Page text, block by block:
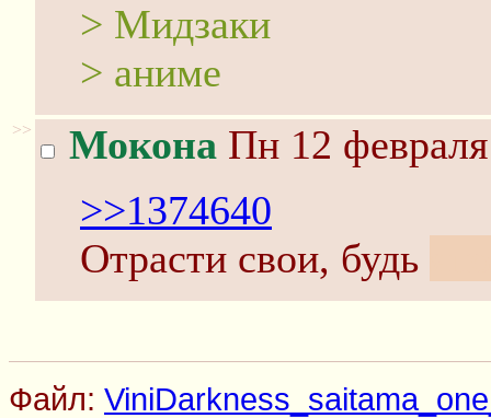
> Мидзаки
> аниме
>> Мокона Пн 12
>>1374640
Отрасти свои, будь
Файл: